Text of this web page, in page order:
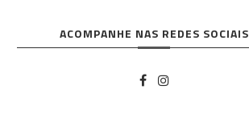
ACOMPANHE NAS REDES SOCIAIS